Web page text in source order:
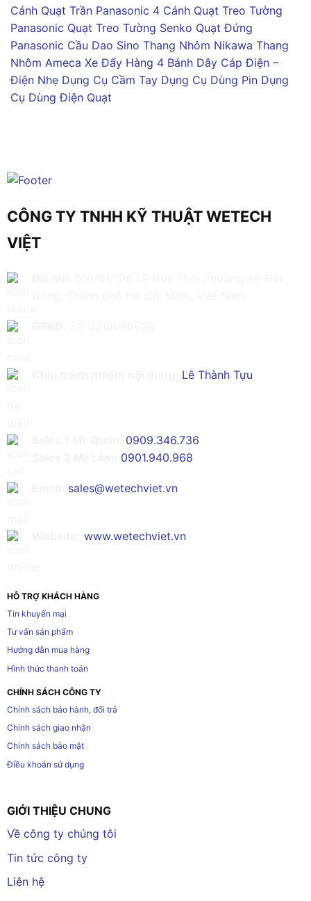
Cánh Quạt Trần Panasonic 4 Cánh Quạt Treo Tường
Panasonic Quạt Treo Tường Senko Quạt Đứng
Panasonic Cầu Dao Sino Thang Nhôm Nikawa Thang
Nhôm Ameca Xe Đẩy Hàng 4 Bánh Dây Cáp Điện –
Điện Nhẹ Dụng Cụ Cầm Tay Dụng Cụ Dùng Pin Dụng
Cụ Dùng Điện Quạt
CÔNG TY TNHH KỸ THUẬT WETECH
VIỆT
Lê Thành Tựu
0909.346.736
0901.940.968
sales@wetechviet.vn
www.wetechviet.vn
HỖ TRỢ KHÁCH HÀNG
Tin khuyến mại
Tư vấn sản phẩm
Hướng dẫn mua hàng
Hình thức thanh toán
CHÍNH SÁCH CÔNG TY
Chính sách bảo hành, đổi trả
Chính sách giao nhận
Chính sách bảo mật
Điều khoản sử dụng
GIỚI THIỆU CHUNG
Về công ty chúng tôi
Tin tức công ty
Liên hệ